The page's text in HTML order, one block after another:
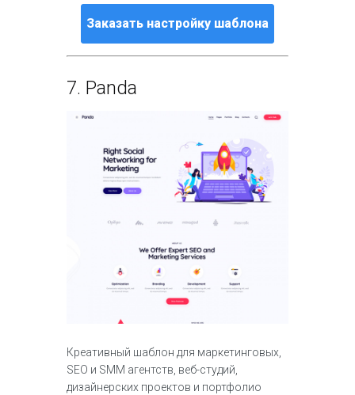
Заказать настройку шаблона
7. Panda
Креативный шаблон для маркетинговых,
SEO и SMM агентств, веб-студий,
дизайнерских проектов и портфолио